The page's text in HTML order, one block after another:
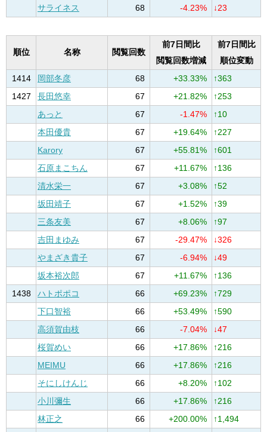
サライネス 68 -4.23% ↓23
順位 名称 閲覧回数
前7日間比
閲覧回数増減
前7日間比
順位変動
1414
岡部冬彦 68 +33.33%
↑363
1427
長田悠幸 67 +21.82%
↑253
あっと
67 -1.47%
↑10
本田優貴
67 +19.64%
↑227
Karory
67 +55.81%
↑601
石原まこちん
67 +11.67%
↑136
清水栄一
67 +3.08%
↑52
坂田靖子
67 +1.52%
↑39
三条友美
67 +8.06%
↑97
吉田まゆみ
67 -29.47%
↓326
やまざき貴子
67 -6.94%
↓49
坂本裕次郎
67 +11.67%
↑136
1438
ハトポポコ 66 +69.23%
↑729
下口智裕
66 +53.49%
↑590
高須賀由枝
66 -7.04%
↓47
桜賀めい
66 +17.86%
↑216
MEIMU
66 +17.86%
↑216
そにしけんじ
66 +8.20%
↑102
小川彌生
66 +17.86%
↑216
林正之
66 +200.00%
↑1,494